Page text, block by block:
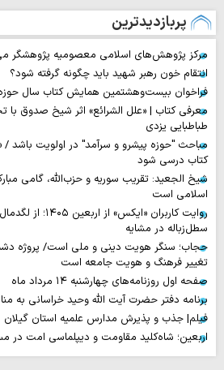
پربازدیدترین
مرکز پژوهش‌های اسلامی معصومیه پژوهشگر
انتقام خون رهبر شهید باید چگونه گرفته شود؟
فراخوان بیست‌وهشتمین همایش کتاب سال
معرفی کتاب | «علل الشرائع» اثر شیخ صدوق با
طباطبایی یزدی
مباحث "حوزه پیشرو و سرآمد" در اولویت باشد /
کتاب درسی شود
شیخ الجعید: تقریب سوریه و حزب‌الله، گامی
اسلامی است
روایت‌ کاربران
سطل‌زباله‌ در مشایه
حجاب؛ سنگر هویت دینی و ملی است/ پروژه
تغییر فرهنگ و هویت جامعه است
صفحه اول روزنامه‌های چهارشنبه ۱۴ مرداد ماه
برنامه دفتر حضرت آیت الله وحید خراسانی به
فیلم| جذب و پذیرش مدارس علمیه استان گیلان
اربعین؛ شاه‌کلید مقاومت و دیپلماسی امت در